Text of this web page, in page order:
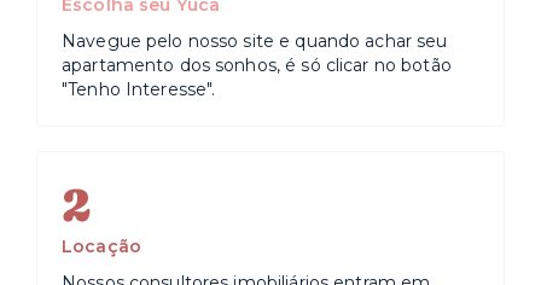
Escolha seu Yuca
Navegue pelo nosso site e quando achar seu
apartamento dos sonhos, é só clicar no botão
"Tenho Interesse".
2
Locação